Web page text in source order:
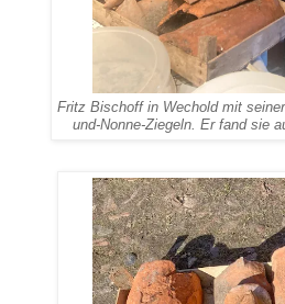
Fritz Bischoff in Wechold mit
und-Nonne-Ziegeln. Er fand sie